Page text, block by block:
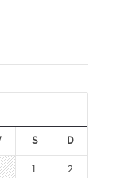
S
D
1
2